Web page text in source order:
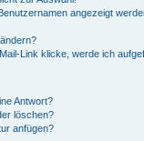
angezeigt
Link klicke, werde ich
Antwort?
löschen?
anfügen?